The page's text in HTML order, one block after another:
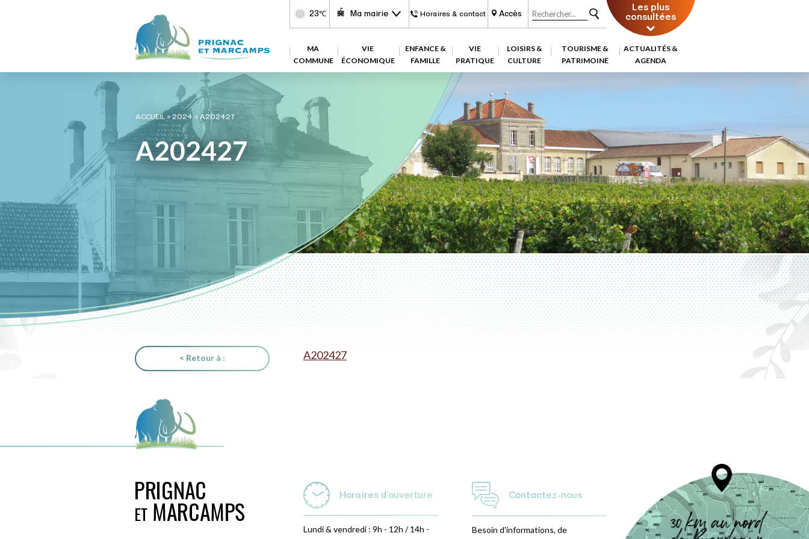
23℃ Ma mairie Horaires & contact Accès Les plus
consultées
MA
COMMUNE
VIE
ÉCONOMIQUE
ENFANCE &
FAMILLE
VIE
PRATIQUE
LOISIRS &
CULTURE
TOURISME &
PATRIMOINE
ACTUALITÉS &
AGENDA
ACCUEIL»2024»A202427
A202427
< Retour à : A202427
Horaires d'ouverture
Lundi & vendredi : 9h - 12h / 14h -
Contactez-nous
Besoin d'informations, de